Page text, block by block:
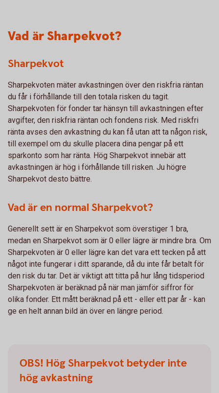
Vad är Sharpekvot?
Sharpekvot
Sharpekvoten mäter avkastningen över den riskfria räntan
du får i förhållande till den totala risken du tagit.
Sharpekvoten för fonder tar hänsyn till avkastningen efter
avgifter, den riskfria räntan och fondens risk. Med riskfri
ränta avses den avkastning du kan få utan att ta någon risk,
till exempel om du skulle placera dina pengar på ett
sparkonto som har ränta. Hög Sharpekvot innebär att
avkastningen är hög i förhållande till risken. Ju högre
Sharpekvot desto bättre.
Vad är en normal Sharpekvot?
Generellt sett är en Sharpekvot som överstiger 1 bra,
medan en Sharpekvot som är 0 eller lägre är mindre bra. Om
Sharpekvoten är 0 eller lägre kan det vara ett tecken på att
något inte fungerar i ditt sparande, då du inte får betalt för
den risk du tar. Det är viktigt att titta på hur lång tidsperiod
Sharpekvoten är beräknad på när man jämför siffror för
olika fonder. Ett mått beräknad på ett - eller ett par år - kan
ge en helt annan bild än över en längre period.
OBS! Hög Sharpekvot betyder inte
hög avkastning